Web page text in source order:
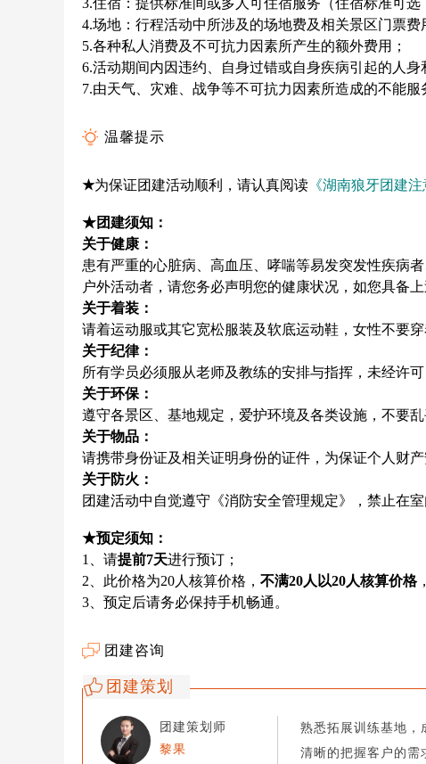
3.住宿：提供标准间或多人可住宿服务（住宿标准可选
4.场地：行程活动中所涉及的场地费及相关景区门票费
5.各种私人消费及不可抗力因素所产生的额外费用；
6.活动期间内因违约、自身过错或自身疾病引起的人身
7.由天气、 灾难、战争等不可抗力因素所造成的不能服
温馨提示
★为保证团建活动顺利，请认真阅读 《湖南狼牙团建注
★团建须知：
关于健康：
患有严重的心脏病、高血压、哮喘等易发突发性疾病
户外活动者，请您务必声明您的健康状况，如您具备
关于着装：
请着运动服或其它宽松服装及软底运动鞋，女性不要
关于纪律：
所有学员必须服从老师及教练的安排与指挥，未经许
关于环保：
遵守各景区、基地规定，爱护环境及各类设施，不要乱
关于物品：
请携带身份证及相关证明身份的证件，为保证个人财
关于防火：
团建活动中自觉遵守《消防安全管理规定》，禁止在
★预定须知：
1、请提前7天进行预订；
2、此价格为20人核算价格， 不满20人以20人核算价格
3、预定后请务必保持手机畅通。
团建咨询
团建策划
团建策划师
黎果
熟悉拓展训练基地，
清晰的把握客户的需